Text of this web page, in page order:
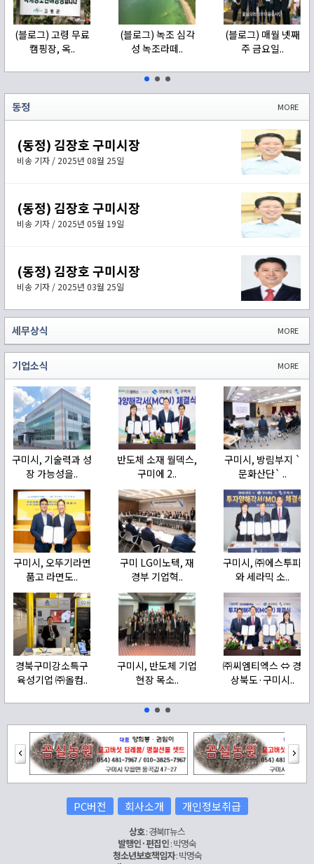
(블로그) 고령 무료
캠핑장, 옥..
(블로그) 녹조 심각
성 녹조라떼..
(블로그) 매월 넷째
주 금요일..
MORE
동정
(동정) 김장호 구미시장
비송 기자 / 2025년 08월 25일
(동정) 김장호 구미시장
비송 기자 / 2025년 05월 19일
(동정) 김장호 구미시장
비송 기자 / 2025년 03월 25일
MORE
세무상식
MORE
기업소식
구미시, 기술력과 성
장 가능성을..
반도체 소재 월덱스,
구미에 2..
구미시, 방림부지 `
문화산단` ..
구미시, 오뚜기라면
품고 라면도..
구미 LG이노텍, 재
경부 기업혁..
구미시, ㈜에스투피
와 세라믹 소..
경북구미강소특구
육성기업 ㈜올컴..
구미시, 반도체 기업
현장 목소..
㈜씨엠티엑스 ⇔ 경
상북도·구미시..
PC버전 회사소개 개인정보취급
상호: 경북IT뉴스
발행인·편집인: 박명숙
청소년보호책임자: 박명숙